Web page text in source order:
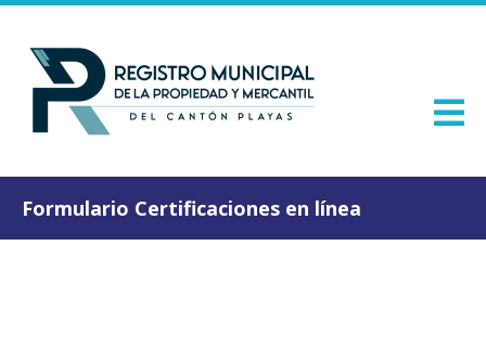
Formulario Certificaciones en línea